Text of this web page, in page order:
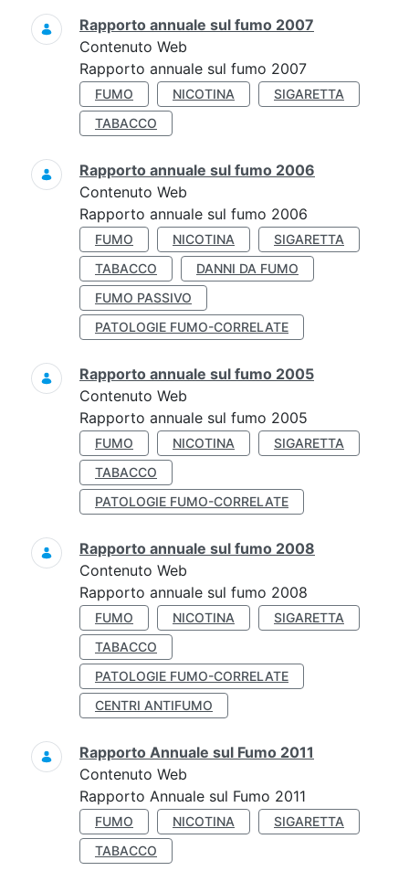
Rapporto annuale sul fumo 2007
Contenuto Web
Rapporto annuale sul fumo 2007
FUMO NICOTINA
SIGARETTA
TABACCO
Rapporto annuale sul fumo 2006
Contenuto Web
Rapporto annuale sul fumo 2006
FUMO NICOTINA
SIGARETTA
TABACCO
DANNI DA FUMO
FUMO PASSIVO
PATOLOGIE FUMO-CORRELATE
Rapporto annuale sul fumo 2005
Contenuto Web
Rapporto annuale sul fumo 2005
FUMO NICOTINA
SIGARETTA
TABACCO
PATOLOGIE FUMO-CORRELATE
Rapporto annuale sul fumo 2008
Contenuto Web
Rapporto annuale sul fumo 2008
FUMO NICOTINA
SIGARETTA
TABACCO
PATOLOGIE FUMO-CORRELATE
CENTRI ANTIFUMO
Rapporto Annuale sul Fumo 2011
Contenuto Web
Rapporto Annuale sul Fumo 2011
FUMO NICOTINA
SIGARETTA
TABACCO